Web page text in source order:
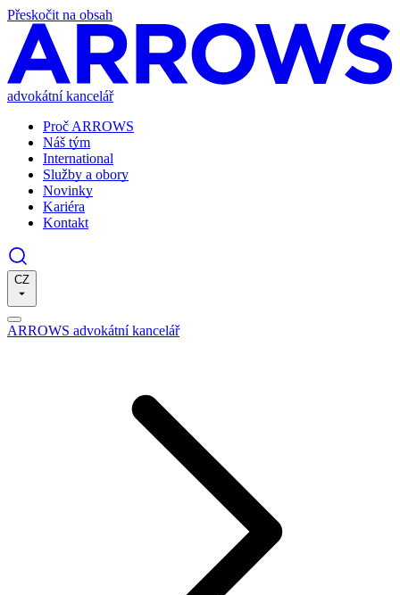
Přeskočit na obsah
advokátní kancelář
Proč ARROWS
Náš tým
International
Služby a obory
Novinky
Kariéra
Kontakt
CZ
ARROWS advokátní kancelář